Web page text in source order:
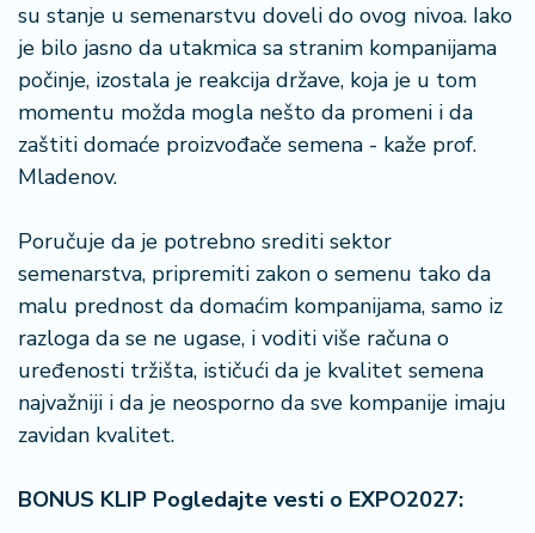
su stanje u semenarstvu doveli do ovog nivoa. Iako
je bilo jasno da utakmica sa stranim kompanijama
počinje, izostala je reakcija države, koja je u tom
momentu možda mogla nešto da promeni i da
zaštiti domaće proizvođače semena - kaže prof.
Mladenov.
Poručuje da je potrebno srediti sektor
semenarstva, pripremiti zakon o semenu tako da
malu prednost da domaćim kompanijama, samo iz
razloga da se ne ugase, i voditi više računa o
uređenosti tržišta, ističući da je kvalitet semena
najvažniji i da je neosporno da sve kompanije imaju
zavidan kvalitet.
BONUS KLIP Pogledajte vesti o EXPO2027: